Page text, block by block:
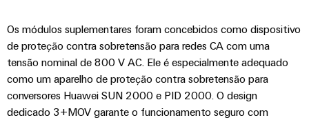
Os módulos suplementares foram concebidos como dispositivo
de proteção contra sobretensão para redes CA com uma
tensão nominal de 800 V AC. Ele é especialmente adequado
como um aparelho de proteção contra sobretensão para
conversores Huawei SUN 2000 e PID 2000. O design
dedicado 3+MOV garante o funcionamento seguro com